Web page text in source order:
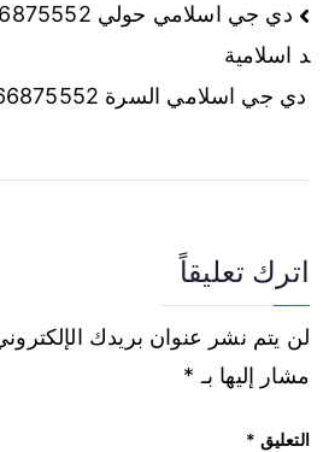
د اسلامية
اترك تعليقاً
لن يتم نشر عنوان بريدك
مشار إليها بـ *
التعليق *